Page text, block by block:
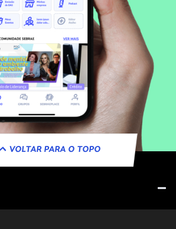
VOLTAR PARA O TOPO